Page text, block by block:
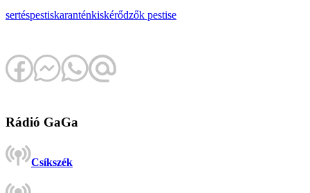
sertéspestiskaranténkiskérődzők pestise
Rádió GaGa
Csíkszék